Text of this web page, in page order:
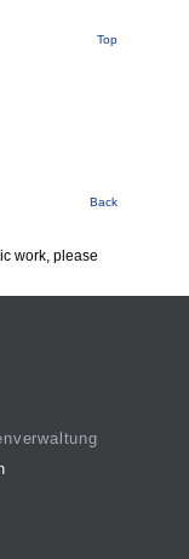
Top
Back
work, please